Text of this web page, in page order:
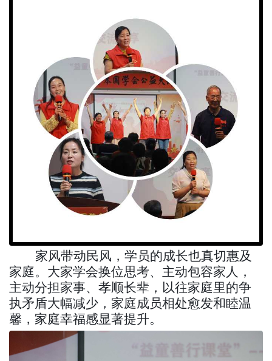
家风带动民风，学员的成长也真切惠及
家庭。大家学会换位思考、主动包容家人，
主动分担家事、孝顺长辈，以往家庭里的争
执矛盾大幅减少，家庭成员相处愈发和睦温
馨，家庭幸福感显著提升。